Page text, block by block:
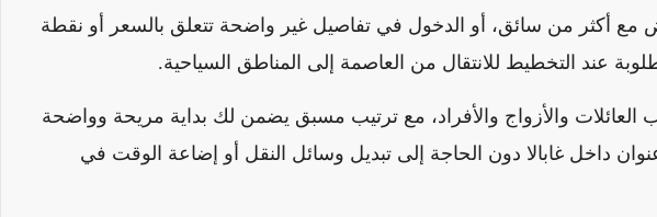
مع أكثر من سائق، أو الدخول في تفاصيل غير واضحة تتعلق بالسعر أو نقطة
عند التخطيط للانتقال من العاصمة إلى المناطق السياحية.
والأزواج والأفراد، مع ترتيب مسبق يضمن لك بداية مريحة وواضحة
داخل غابالا دون الحاجة إلى تبديل وسائل النقل أو إضاعة الوقت في